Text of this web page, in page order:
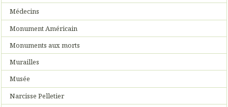
Médecins
Monument Américain
Monuments aux morts
Murailles
Musée
Narcisse Pelletier